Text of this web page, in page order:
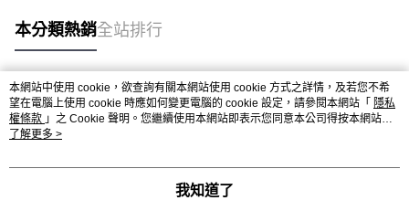
本分類熱銷全站排行
熱門標籤
本網站中使用 cookie，欲查詢有關本網站使用 cookie 方式之詳情，及若您不希
望在電腦上使用 cookie 時應如何變更電腦的 cookie 設定，請參閱本網站「 隱私
權條款 」之 Cookie 聲明。您繼續使用本網站即表示您同意本公司得按本網站使
用條款之 Cookie 聲明使用 cookie。
了解更多 >
我知道了